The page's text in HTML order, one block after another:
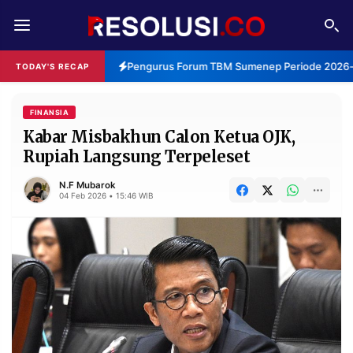
TODAY'S RECAP Pengurus Forum TBM Sumenep Periode
REDAKSI TENTANG
RESOLUSI IKLAN
RUBRIKASI
EDITORIAL AKSARA
DAERAH NASIONAL
MANCA SPORT
INFORMASI
FINANSIA
Kabar Misbakhun Calon Ketua OJK,
Rupiah Langsung Terpeleset
N.F Mubarok
04 Feb 2026 • 15:46 WIB